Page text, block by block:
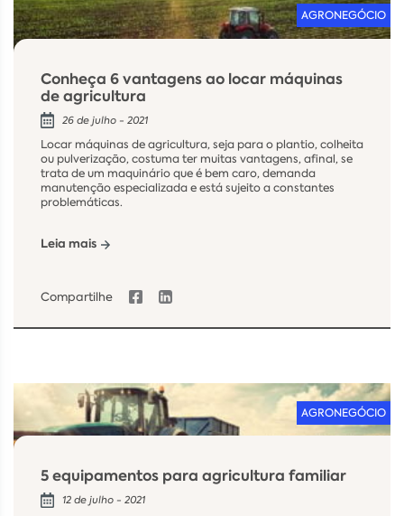
AGRONEGÓCIO
Conheça 6 vantagens ao locar máquinas
de agricultura
26 de julho - 2021
Locar máquinas de agricultura, seja para o plantio, colheita
ou pulverização, costuma ter muitas vantagens, afinal, se
trata de um maquinário que é bem caro, demanda
manutenção especializada e está sujeito a constantes
problemáticas.
Leia mais
Compartilhe
AGRONEGÓCIO
5 equipamentos para agricultura familiar
12 de julho - 2021